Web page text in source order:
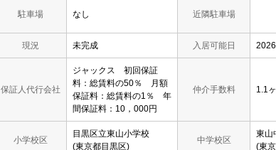
駐車場 なし 近隣駐車場
現況 未完成 入居可能日
保証人代行会社
ジャックス 初回保証
料：総賃料の50％ 月額
保証料：総賃料の1％ 年
間保証料：10，000円
仲介手数料 1.1
小学校区
目黒区立東山小学校
(東京都目黒区)
中学校区
東山
(東